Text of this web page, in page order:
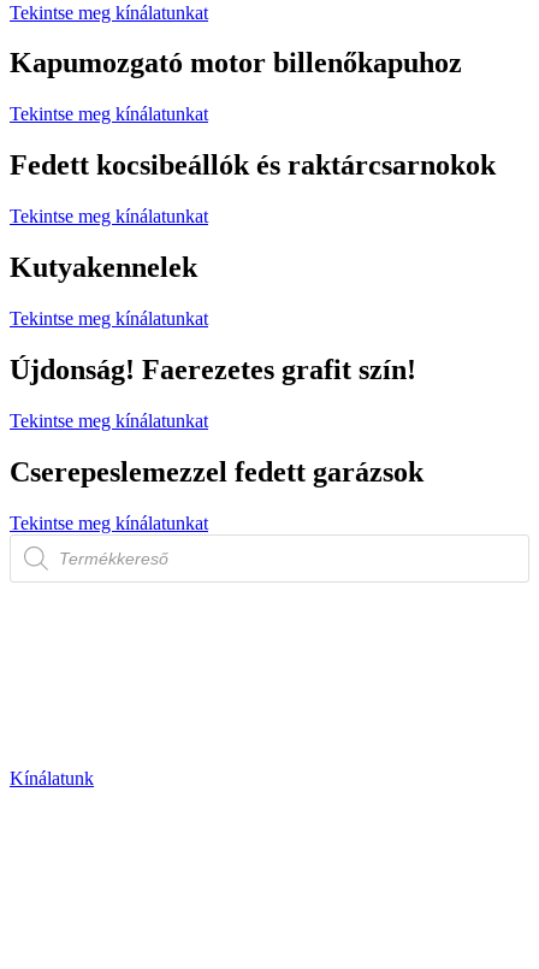
Tekintse meg kínálatunkat
Kapumozgató motor billenőkapuhoz
Tekintse meg kínálatunkat
Fedett kocsibeállók és raktárcsarnokok
Tekintse meg kínálatunkat
Kutyakennelek
Tekintse meg kínálatunkat
Újdonság! Faerezetes grafit szín!
Tekintse meg kínálatunkat
Cserepeslemezzel fedett garázsok
Tekintse meg kínálatunkat
Products
search
Kínálatunk